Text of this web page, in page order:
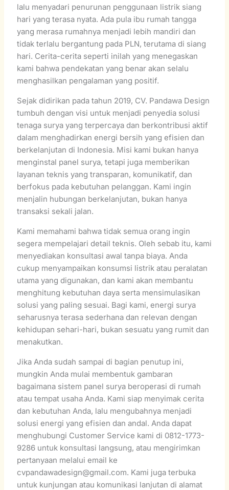
lalu menyadari penurunan penggunaan listrik siang
hari yang terasa nyata. Ada pula ibu rumah tangga
yang merasa rumahnya menjadi lebih mandiri dan
tidak terlalu bergantung pada PLN, terutama di siang
hari. Cerita-cerita seperti inilah yang menegaskan
kami bahwa pendekatan yang benar akan selalu
menghasilkan pengalaman yang positif.
Sejak didirikan pada tahun 2019, CV. Pandawa Design
tumbuh dengan visi untuk menjadi penyedia solusi
tenaga surya yang terpercaya dan berkontribusi aktif
dalam menghadirkan energi bersih yang efisien dan
berkelanjutan di Indonesia. Misi kami bukan hanya
menginstal panel surya, tetapi juga memberikan
layanan teknis yang transparan, komunikatif, dan
berfokus pada kebutuhan pelanggan. Kami ingin
menjalin hubungan berkelanjutan, bukan hanya
transaksi sekali jalan.
Kami memahami bahwa tidak semua orang ingin
segera mempelajari detail teknis. Oleh sebab itu, kami
menyediakan konsultasi awal tanpa biaya. Anda
cukup menyampaikan konsumsi listrik atau peralatan
utama yang digunakan, dan kami akan membantu
menghitung kebutuhan daya serta mensimulasikan
solusi yang paling sesuai. Bagi kami, energi surya
seharusnya terasa sederhana dan relevan dengan
kehidupan sehari-hari, bukan sesuatu yang rumit dan
menakutkan.
Jika Anda sudah sampai di bagian penutup ini,
mungkin Anda mulai membentuk gambaran
bagaimana sistem panel surya beroperasi di rumah
atau tempat usaha Anda. Kami siap menyimak cerita
dan kebutuhan Anda, lalu mengubahnya menjadi
solusi energi yang efisien dan andal. Anda dapat
menghubungi Customer Service kami di 0812-1773-
9286 untuk konsultasi langsung, atau mengirimkan
pertanyaan melalui email ke
cvpandawadesign@gmail.com. Kami juga terbuka
untuk kunjungan atau komunikasi lanjutan di alamat